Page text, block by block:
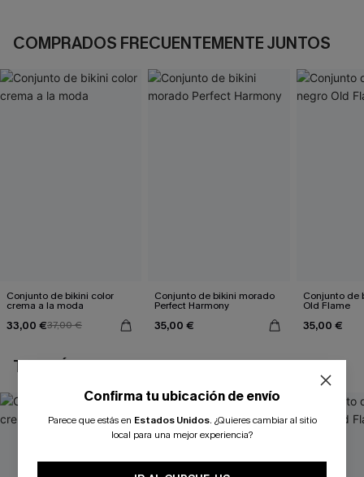
COMPRADOS FRECUENTEMENTE JUNTOS
Conjunto de bikini color
crema a la moda
33,00 €37,00 €
Conjunto de bikini morado
Perfect Harmony
35,00 €
Conjunto de
Old Flame
35,00 €
TAMBIÉN TE PUEDE GUSTAR
Confirma tu ubicación de envío
Parece que estás en Estados Unidos. ¿Quieres cambiar al sitio
local para una mejor experiencia?